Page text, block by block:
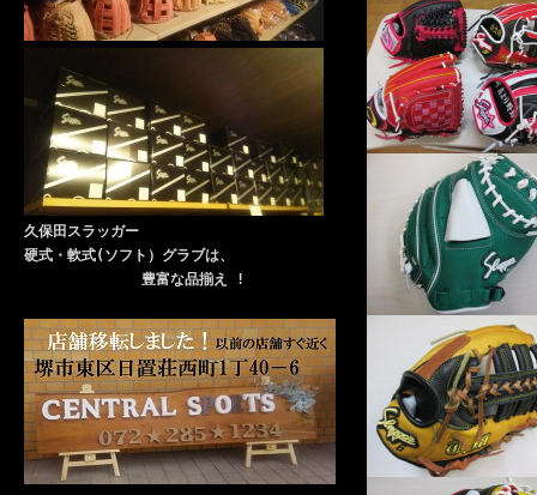
久保田スラッガー
硬式・軟式(ソフト）グラブは、
豊富な品揃え !